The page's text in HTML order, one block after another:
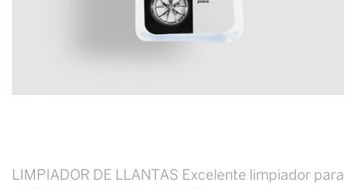
LIMPIADOR DE LLANTAS Excelente limpiador para